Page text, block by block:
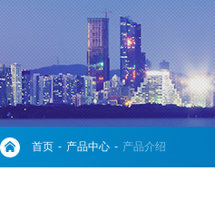
首页 - 产品中心 - 产品介绍